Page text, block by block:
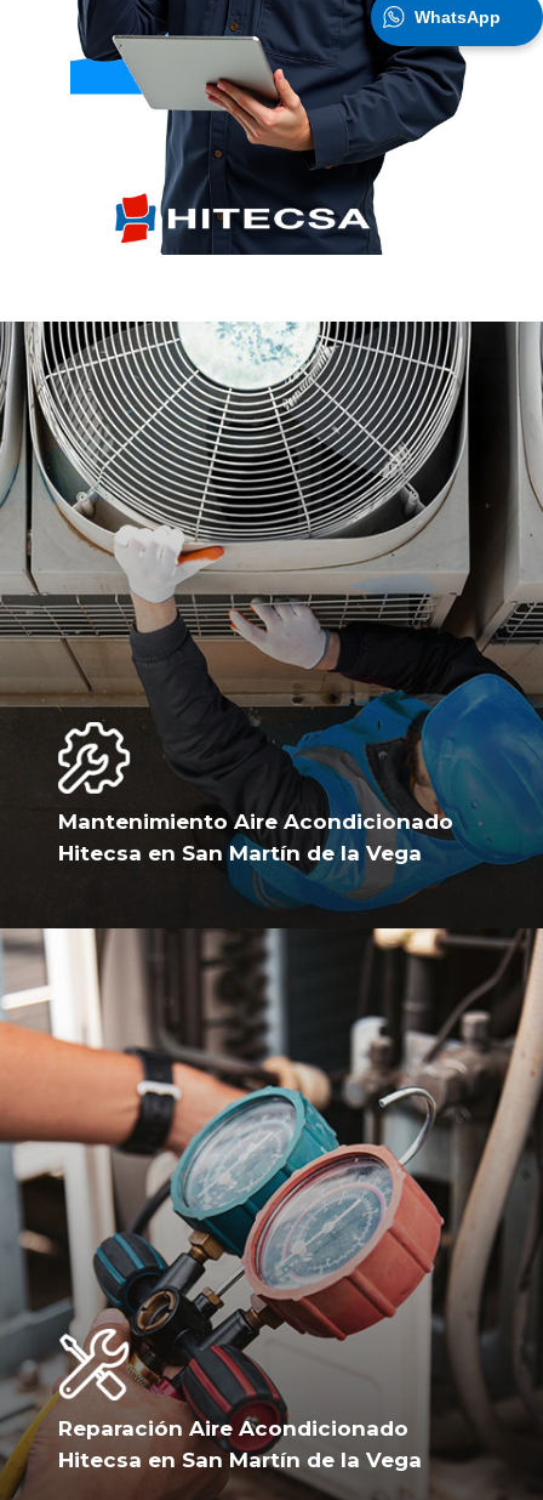
Mantenimiento Aire Acondicionado
Hitecsa en San Martín de la Vega
Reparación Aire Acondicionado
Hitecsa en San Martín de la Vega
WhatsApp